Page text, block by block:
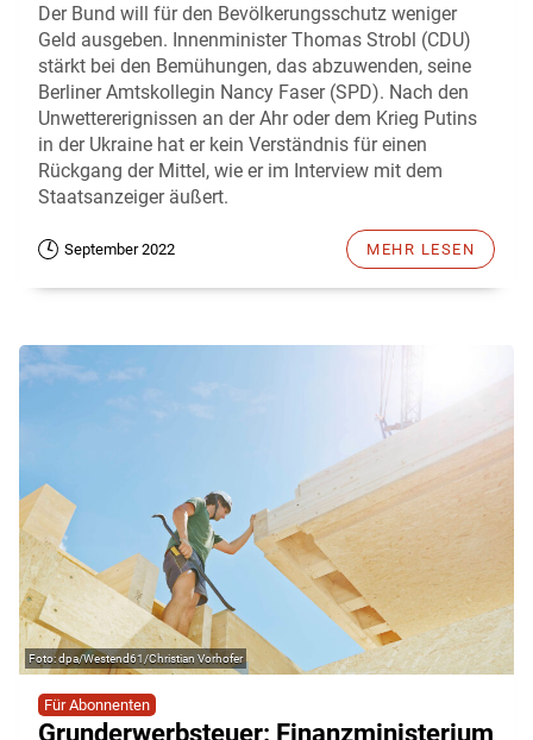
Der Bund will für den Bevölkerungsschutz weniger
Geld ausgeben. Innenminister Thomas Strobl (CDU)
stärkt bei den Bemühungen, das abzuwenden, seine
Berliner Amtskollegin Nancy Faser (SPD). Nach den
Unwettererignissen an der Ahr oder dem Krieg Putins
in der Ukraine hat er kein Verständnis für einen
Rückgang der Mittel, wie er im Interview mit dem
Staatsanzeiger äußert.
September 2022 MEHR LESEN
dpa/Westend61/Christian Vorhofer
Für Abonnenten
Grunderwerbsteuer: Finanzministerium